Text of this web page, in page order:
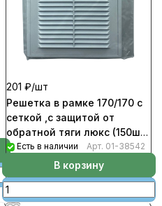
201 ₽/шт
Решетка в рамке 170/170 с
сеткой ,с защитой от
обратной тяги люкс (150шт/
уп)Есть в наличии Арт. 01-38542
В корзину